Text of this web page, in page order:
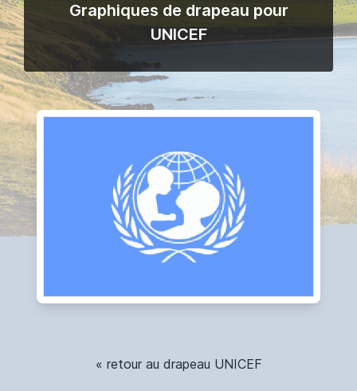
Graphiques de drapeau pour
UNICEF
« retour au drapeau UNICEF